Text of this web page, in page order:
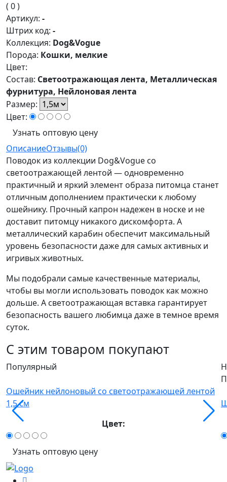
( 0 )
Артикул: -
Штрих код: -
Коллекция: Dog&Vogue
Порода: Кошки, мелкие
Цвет:
Состав: Светоотражающая лента, Металлическая
фурнитура, Нейлоновая лента
Размер:
Цвет:
Узнать оптовую цену
ОписаниеОтзывы(0)
Поводок из коллекции Dog&Vogue со
светоотражающей лентой — одновременно
практичный и яркий элемент образа питомца станет
отличным дополнением практически к любому
ошейнику. Прочный капрон надежен в носке и не
доставит питомцу никакого дискомфорта. А
металлический карабин обеспечит максимальный
уровень безопасности даже для самых активных и
игривых животных.
Мы подобрали самые качественные материалы,
чтобы вы могли использовать поводок как можно
дольше. А светоотражающая вставка гарантирует
безопасность вашего любимца даже в темное время
суток.
С этим товаром покупают
Популярный
Ошейник нейлоновый со светоотражающей лентой
1,5 см
Цвет:
Узнать оптовую цену